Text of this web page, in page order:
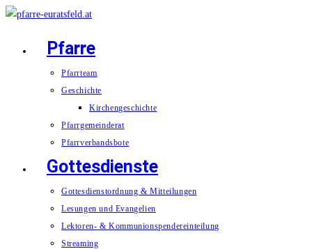
Zum
springen
Pfarre
Pfarrteam
Geschichte
Kirchengeschichte
Pfarrgemeinderat
Pfarrverbandsbote
Gottesdienste
Gottesdienstordnung & Mitteilungen
Lesungen und Evangelien
Lektoren- & Kommunionspendereinteilung
Streaming